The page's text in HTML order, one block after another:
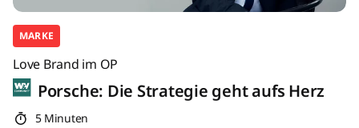
MARKE
Love Brand im OP
Porsche: Die Strategie geht aufs Herz
5 Minuten